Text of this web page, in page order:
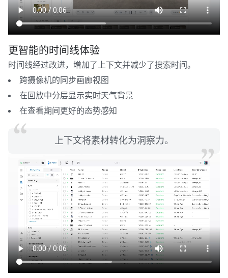
更智能的时间线体验
时间线经过改进，增加了上下文并减少了搜索时间。
跨摄像机的同步画廊视图
在回放中分层显示实时天气背景
在查看期间更好的态势感知
上下文将素材转化为洞察力。